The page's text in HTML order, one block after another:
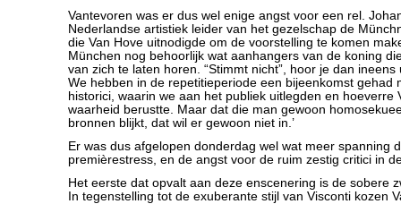
Vantevoren was er dus wel enige angst voor een rel.
Nederlandse artistiek leider van het gezelschap de
die Van Hove uitnodigde om de voorstelling te komen
München nog behoorlijk wat aanhangers van de koning
van zich te laten horen. “Stimmt nicht”, hoor je dan
We hebben in de repetitieperiode een bijeenkomst gehad
historici, waarin we aan het publiek uitlegden en hoeverre
waarheid berustte. Maar dat die man gewoon
bronnen blijkt, dat wil er gewoon niet in.’
Er was dus afgelopen donderdag wel wat meer spanning
premièrestress, en de angst voor de ruim zestig critici in
Het eerste dat opvalt aan deze enscenering is de sobere
In tegenstelling tot de exuberante stijl van Visconti kozen